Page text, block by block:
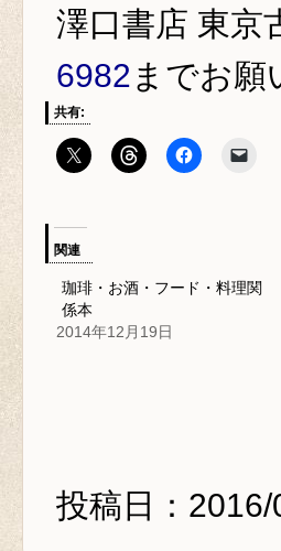
澤口書店 東京
6982 までお願
共有:
関連
珈琲・お酒・フード・料理関
係本
2014年12月19日
投稿日：2016/